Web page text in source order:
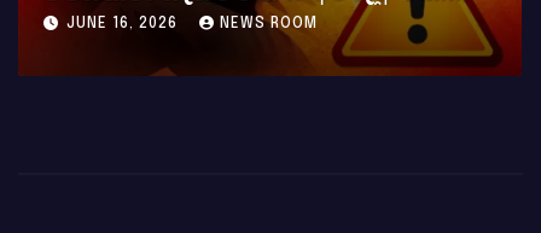
මවක් සහ දියණියක් වැටේ
JUNE 16, 2026 NEWS ROOM